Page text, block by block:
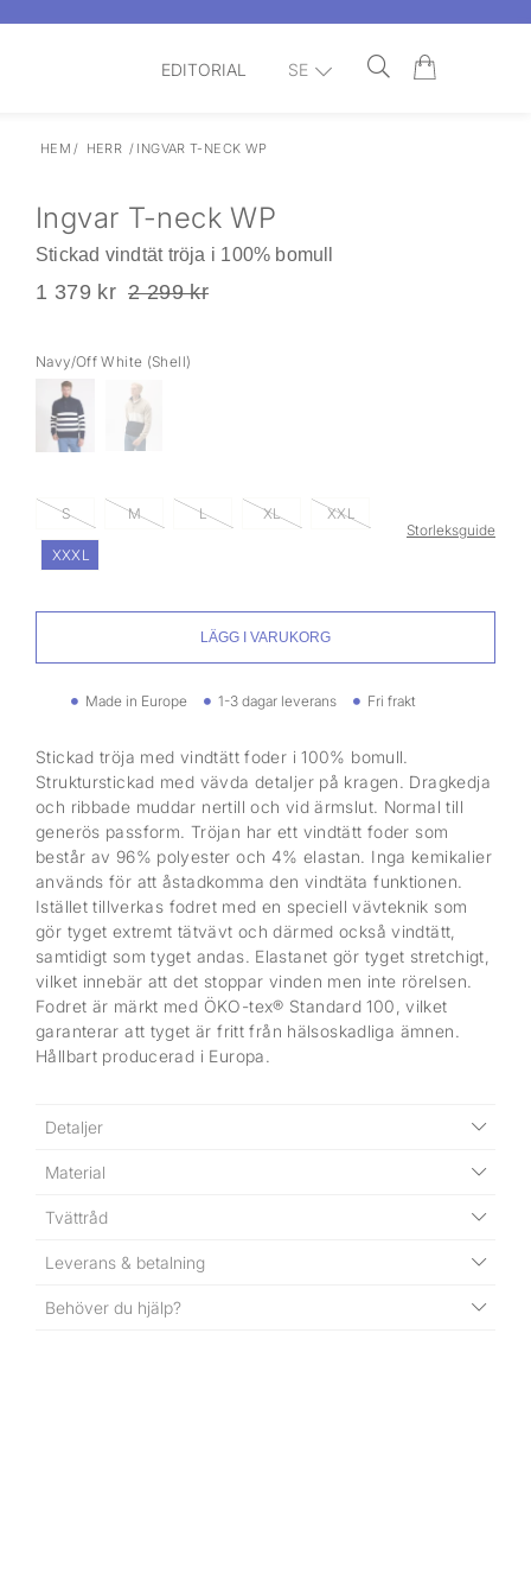
EDITORIAL SE
HEM / HERR / INGVAR T-NECK WP
Ingvar T-neck WP
Stickad vindtät tröja i 100% bomull
1 379 kr 2 299 kr
Navy/Off White (shell)
S M L XL XXL
XXXL
Storleksguide
LÄGG I VARUKORG
Made in Europe 1-3 dagar leverans Fri frakt
Stickad tröja med vindtätt foder i 100% bomull.
Strukturstickad med vävda detaljer på kragen. Dragkedja
och ribbade muddar nertill och vid ärmslut. Normal till
generös passform. Tröjan har ett vindtätt foder som
består av 96% polyester och 4% elastan. Inga kemikalier
används för att åstadkomma den vindtäta funktionen.
Istället tillverkas fodret med en speciell vävteknik som
gör tyget extremt tätvävt och därmed också vindtätt,
samtidigt som tyget andas. Elastanet gör tyget stretchigt,
vilket innebär att det stoppar vinden men inte rörelsen.
Fodret är märkt med ÖKO-tex® Standard 100, vilket
garanterar att tyget är fritt från hälsoskadliga ämnen.
Hållbart producerad i Europa.
Detaljer
Material
Tvättråd
Leverans & betalning
Behöver du hjälp?